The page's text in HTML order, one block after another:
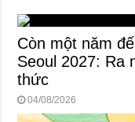
Còn một năm
Seoul 2027: Ra
thức
04/08/2026